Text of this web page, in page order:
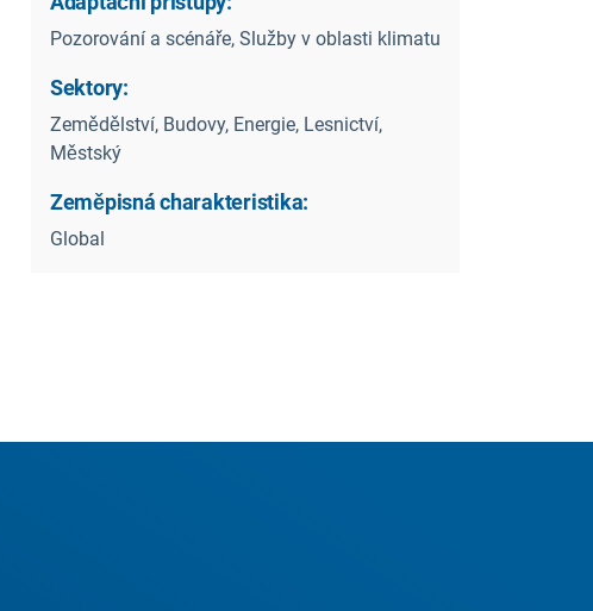
Pozorování a scénáře, Služby v oblasti klimatu
Sektory:
Zemědělství, Budovy, Energie, Lesnictví,
Městský
Zeměpisná charakteristika:
Global